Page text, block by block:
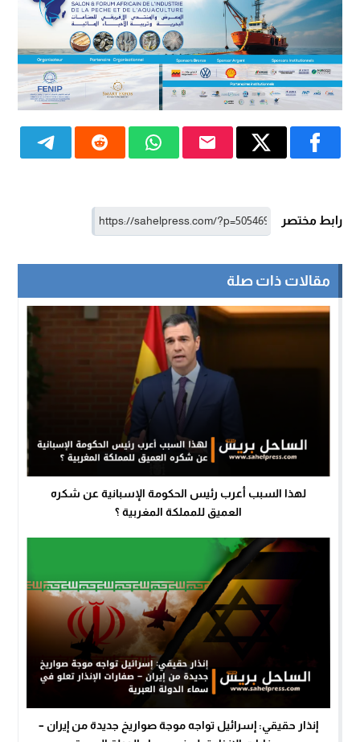
رابط مختصر
مقالات ذات صلة
لهذا السبب أعرب رئيس الحكومة الإسبانية عن شكره
العميق للمملكة المغربية ؟
إنذار حقيقي: إسرائيل تواجه موجة صواريخ جديدة من إيران –